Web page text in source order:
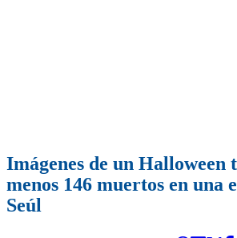
Imágenes de un Halloween
menos 146 muertos en una
Seúl